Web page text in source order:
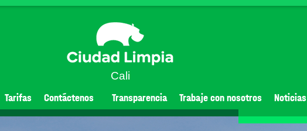
Cali
Tarifas Contáctenos Transparencia Trabaje con nosotros Noticias